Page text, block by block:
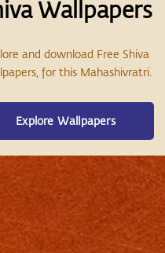
Wallpapers
and download Free Shiva
for this Mahashivratri.
Explore Wallpapers